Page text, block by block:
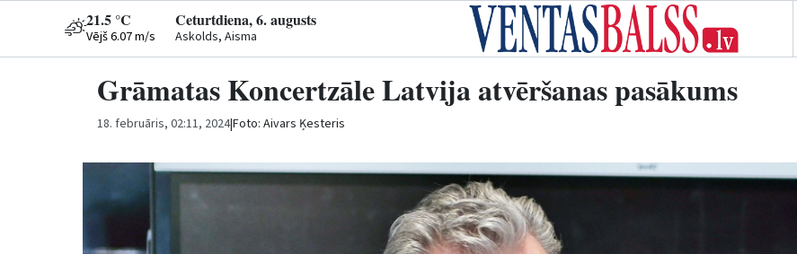
21.5 °C
Vējš 6.07 m/s
Ceturtdiena, 6. augusts
Askolds, Aisma
Grāmatas Koncertzāle Latvija atvēršanas pasākums
18. februāris, 02:11, 2024|Foto: Aivars Ķesteris